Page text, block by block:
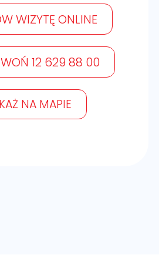
WIZYTĘ ONLINE
12 629 88 00
NA MAPIE